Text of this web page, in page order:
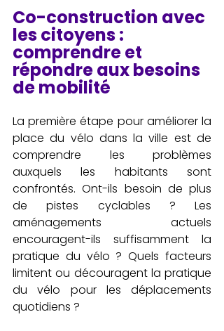
Co-construction avec
les citoyens :
comprendre et
répondre aux besoins
de mobilité
La première étape pour améliorer la
place du vélo dans la ville est de
comprendre les problèmes
auxquels les habitants sont
confrontés. Ont-ils besoin de plus
de pistes cyclables ? Les
aménagements actuels
encouragent-ils suffisamment la
pratique du vélo ? Quels facteurs
limitent ou découragent la pratique
du vélo pour les déplacements
quotidiens ?